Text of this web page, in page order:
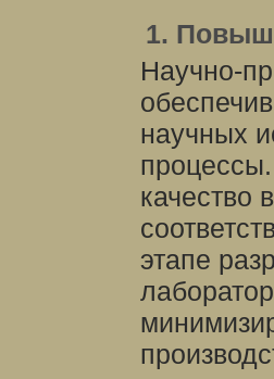
1.
Научно-
научных
качество
этапе